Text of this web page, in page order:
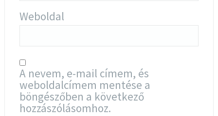
Weboldal
A nevem, e-mail címem, és
weboldalcímem mentése a
böngészőben a következő
hozzászólásomhoz.